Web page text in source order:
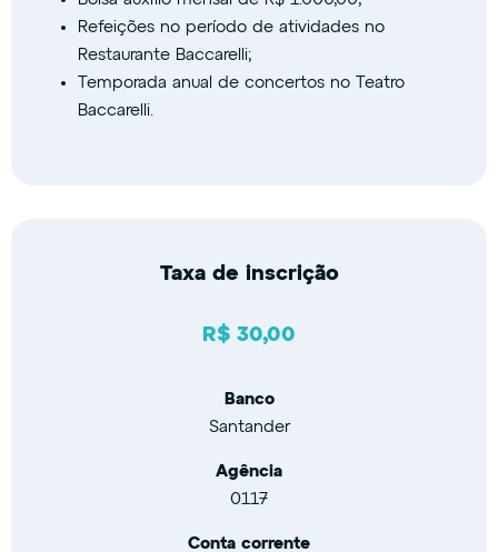
Refeições no período de atividades no
Restaurante Baccarelli;
Temporada anual de concertos no Teatro
Baccarelli.
Taxa de inscrição
R$ 30,00
Banco
Santander
Agência
0117
Conta corrente